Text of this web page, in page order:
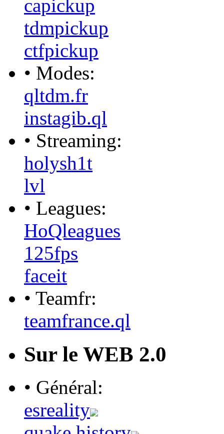
capickup
tdmpickup
ctfpickup
• Modes:
qltdm.fr
instagib.ql
• Streaming:
holysh1t
lvl
• Leagues:
HoQleagues
125fps
faceit
• Teamfr:
teamfrance.ql
Sur le WEB 2.0
• Général:
esreality